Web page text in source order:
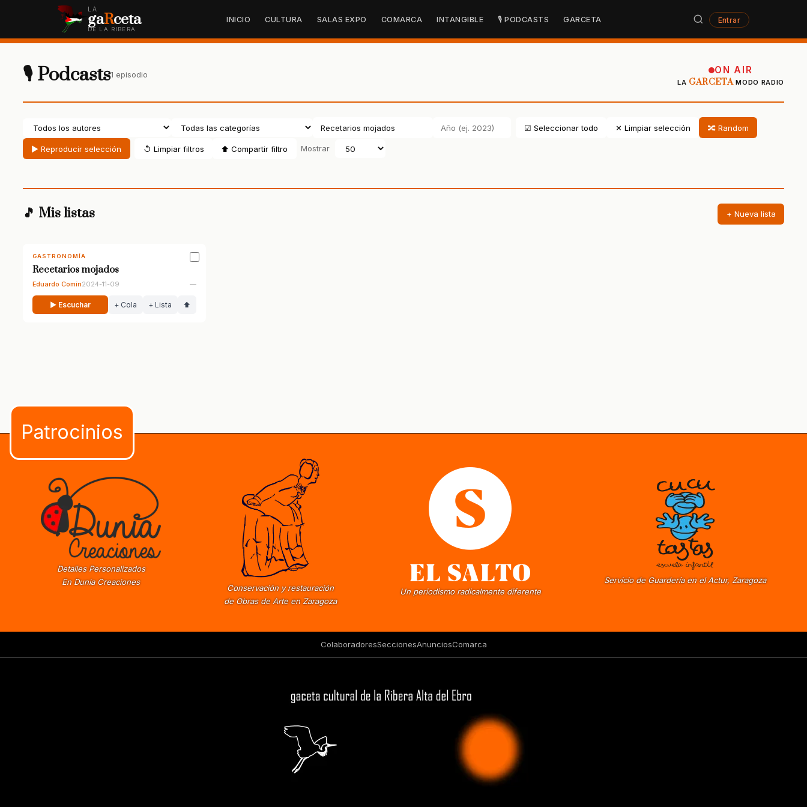
LA
gaRceta
DE LA RIBERA
INICIO CULTURA SALAS EXPO COMARCA INTANGIBLE 🎙 PODCASTS GARCETA Entrar
🎙 Podcasts1 episodio ON AIR
LA GARCETAMODO RADIO
☑ Seleccionar todo ✕ Limpiar selección 🔀 Random
▶ Reproducir selección ↺ Limpiar filtros ⬆ Compartir filtro Mostrar
🎵 Mis listas + Nueva lista
GASTRONOMÍA
Recetarios mojados
Eduardo Comín2024-11-09 —
▶ Escuchar + Cola + Lista ⬆
Detalles Personalizados
En Dunia Creaciones
Conservación y restauración
de Obras de Arte en Zaragoza
Un periodismo radicalmente diferente
Servicio de Guardería en el Actur, Zaragoza
ColaboradoresSeccionesAnunciosComarca